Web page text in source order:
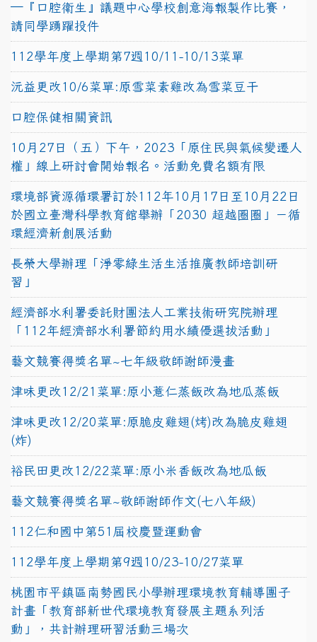
─『口腔衛生』議題中心學校創意海報製作比賽，
請同學踴躍投件
112學年度上學期第7週10/11-10/13菜單
沅益更改10/6菜單:原雪菜素雞改為雪菜豆干
口腔保健相關資訊
10月27日（五）下午，2023「原住民與氣候變遷人
權」線上研討會開始報名。活動免費名額有限
環境部資源循環署訂於112年10月17日至10月22日
於國立臺灣科學教育館舉辦「2030 超越圈圈」－循
環經濟新創展活動
長榮大學辦理「淨零綠生活生活推廣教師培訓研
習」
經濟部水利署委託財團法人工業技術研究院辦理
「112年經濟部水利署節約用水績優選拔活動」
藝文競賽得獎名單~七年級敬師謝師漫畫
津味更改12/21菜單:原小薏仁蒸飯改為地瓜蒸飯
津味更改12/20菜單:原脆皮雞翅(烤)改為脆皮雞翅
(炸)
裕民田更改12/22菜單:原小米香飯改為地瓜飯
藝文競賽得獎名單~敬師謝師作文(七八年級)
112仁和國中第51屆校慶暨運動會
112學年度上學期第9週10/23-10/27菜單
桃園市平鎮區南勢國民小學辦理環境教育輔導團子
計畫「教育部新世代環境教育發展主題系列活
動」，共計辦理研習活動三場次